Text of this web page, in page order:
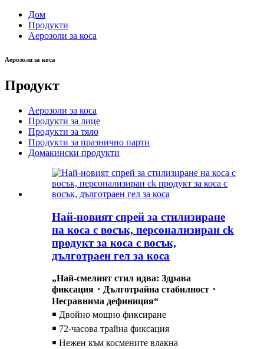
Дом
Продукти
Аерозоли за коса
Аерозоли за коса
Продукт
Аерозоли за коса
Продукти за лице
Продукти за тяло
Продукти за празнично парти
Домакински продукти
Най-новият спрей за стилизиране
на коса с восък, персонализиран ck
продукт за коса с восък,
дълготраен гел за коса
„Най-смелият стил идва: Здрава
фиксация・Дълготрайна стабилност・
Несравнима дефиниция“
￭ Двойно мощно фиксиране
￭ 72-часова трайна фиксация
￭ Нежен към космените влакна